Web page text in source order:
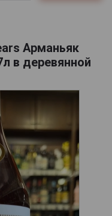
Арманьяк
в деревянной